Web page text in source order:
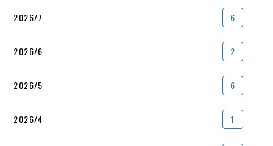
2026/7 6
2026/6 2
2026/5 6
2026/4 1